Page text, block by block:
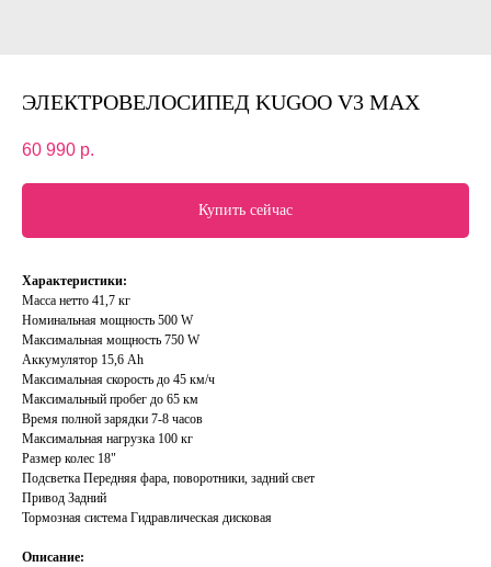
ЭЛЕКТРОВЕЛОСИПЕД KUGOO V3 MAX
60 990 р.
Купить сейчас
Характеристики:
Масса нетто 41,7 кг
Номинальная мощность 500 W
Максимальная мощность 750 W
Аккумулятор 15,6 Аh
Максимальная скорость до 45 км/ч
Максимальный пробег до 65 км
Время полной зарядки 7-8 часов
Максимальная нагрузка 100 кг
Размер колес 18"
Подсветка Передняя фара, поворотники, задний свет
Привод Задний
Тормозная система Гидравлическая дисковая
Описание: